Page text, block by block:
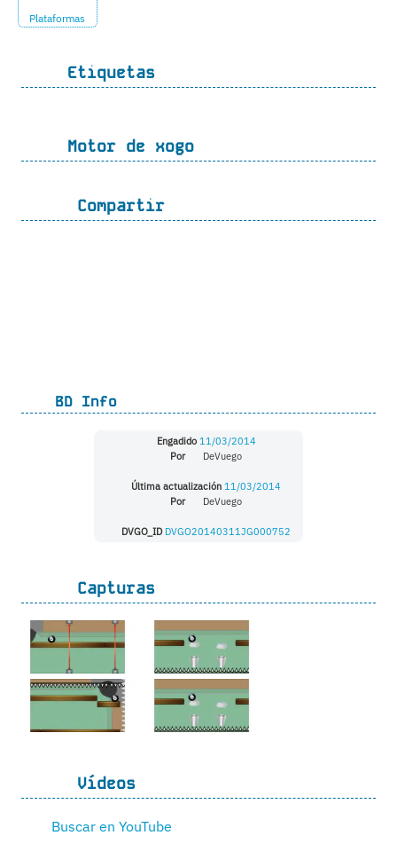
Plataformas
Etiquetas
Motor de xogo
Compartir
BD Info
Engadido 11/03/2014
Por
DeVuego
Última actualización 11/03/2014
Por
DeVuego
DVGO_ID DVGO20140311JG000752
Capturas
Vídeos
Buscar en YouTube